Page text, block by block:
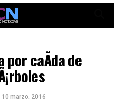
por caÃ­da de
10 marzo, 2016